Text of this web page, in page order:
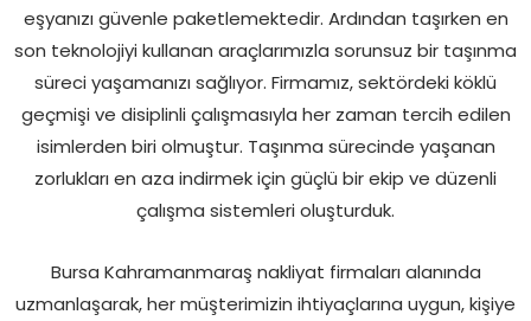
eşyanızı güvenle paketlemektedir. Ardından taşırken en
son teknolojiyi kullanan araçlarımızla sorunsuz bir taşınma
süreci yaşamanızı sağlıyor. Firmamız, sektördeki köklü
geçmişi ve disiplinli çalışmasıyla her zaman tercih edilen
isimlerden biri olmuştur. Taşınma sürecinde yaşanan
zorlukları en aza indirmek için güçlü bir ekip ve düzenli
çalışma sistemleri oluşturduk.
Bursa Kahramanmaraş nakliyat firmaları alanında
uzmanlaşarak, her müşterimizin ihtiyaçlarına uygun, kişiye